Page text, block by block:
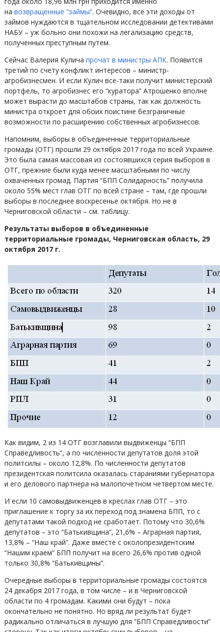
на возвращенные “займы”. Очевидно, все эти доходы от
займов нуждаются в тщательном исследовании детективами
НАБУ – уж больно они похожи на легализацию средств,
полученных преступным путем.
Сейчас Валерия Кулича прочат в министры АПК. Появится
третий по счету конфликт интересов – министр-
агробизнесмен. И если Кулич все-таки получит министерский
портфель, то агробизнес его “куратора” Атрошенко вполне
может вырасти до масштабов страны, так как должность
министра откроет для обоих поистине безграничные
возможности по расширению собственных агробизнесов.
Напомним, выборы в объединенные территориальные
громады (ОТГ) прошли 29 октября 2017 года по всей Украине.
Это была самая массовая из состоявшихся серия выборов в
ОТГ, прежние были куда менее масштабными по числу
охваченных громад. Партия “БПП Солидарность” получила
около 55% мест глав ОТГ по всей стране – там, где прошли
выборы в последнее воскресенье октября. Но не в
Черниговской области – см. таблицу.
Результаты выборов в объединенные
территориальные громады, Черниговская область, 29
октября 2017 г.
Как видим, 2 из 14 ОТГ возглавили выдвиженцы “БПП
Справедливость”, а по численности депутатов доля этой
политсилы – около 12,8%. По численности депутатов
президентская политсила оказалась стараниями губернатора
и его делового партнера на малопочетном четвертом месте.
И если 10 самовыдвиженцев в креслах глав ОТГ – это
приглашение к торгу за их переход под знамена БПП, то с
депутатами такой подход не сработает. Потому что 30,6%
депутатов – это “Батькивщина”, 21,6% – Аграрная партия,
13,8% – “Наш край”. Даже вместе с околопрезидентским
“Нашим краем” БПП получит на всего 26,6% против одной
только 30,8% “Батькивщины”.
Очередные выборы в территориальные громады состоятся
24 декабря 2017 года, в том числе – и в Черниговской
области по 4 громадам. Какими они будут – пока
окончательно не понятно. Но вряд ли результат будет
радикально отличаться в лучшую для “БПП Справедливости”